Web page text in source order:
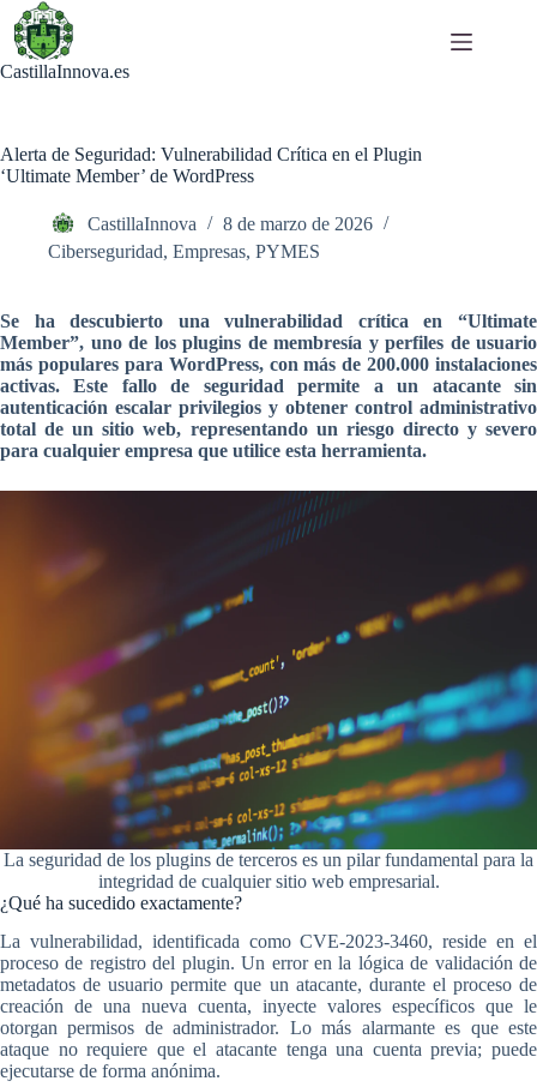
Saltar
contenido
CastillaInnova.es
Alerta de Seguridad: Vulnerabilidad Crítica en el Plugin
‘Ultimate Member’ de WordPress
CastillaInnova
8 de marzo de 2026
Ciberseguridad, Empresas, PYMES
Se ha descubierto una vulnerabilidad crítica en “Ultimate
Member”, uno de los plugins de membresía y perfiles de usuario
más populares para WordPress, con más de 200.000 instalaciones
activas. Este fallo de seguridad permite a un atacante sin
autenticación escalar privilegios y obtener control administrativo
total de un sitio web, representando un riesgo directo y severo
para cualquier empresa que utilice esta herramienta.
La seguridad de los plugins de terceros es un pilar fundamental para la
integridad de cualquier sitio web empresarial.
¿Qué ha sucedido exactamente?
La vulnerabilidad, identificada como CVE-2023-3460, reside en el
proceso de registro del plugin. Un error en la lógica de validación de
metadatos de usuario permite que un atacante, durante el proceso de
creación de una nueva cuenta, inyecte valores específicos que le
otorgan permisos de administrador. Lo más alarmante es que este
ataque no requiere que el atacante tenga una cuenta previa; puede
ejecutarse de forma anónima.